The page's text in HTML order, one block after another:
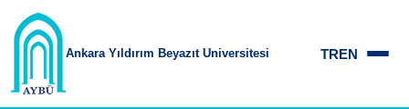
Ankara Yıldırım Beyazıt Üniversitesi TREN